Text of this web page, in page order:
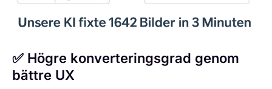
✅ Högre konverteringsgrad genom
bättre UX